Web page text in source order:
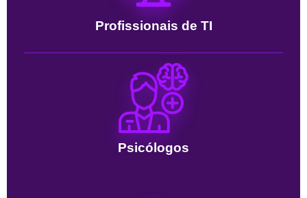
Profissionais de TI
Psicólogos